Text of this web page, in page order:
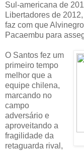
Sul-americana de
Libertadores de
faz com que
Pacaembu para
O Santos fez um
primeiro tempo
melhor que a
equipe chilena,
marcando no
campo
adversário e
aproveitando a
fragilidade da
retaguarda rival,